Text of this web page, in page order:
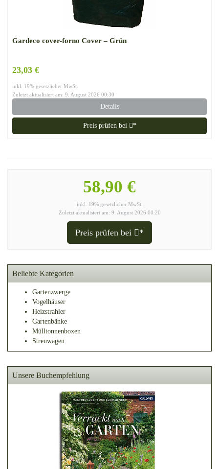
Gardeco cover-forno Cover – Grün
23,03 €
inkl. 19% gesetzlicher MwSt.
Zuletzt aktualisiert am: 9. August 2026 00:30
Details
Preis prüfen bei *
58,90 €
inkl. 19% gesetzlicher MwSt.
Zuletzt aktualisiert am: 9. August 2026 00:20
Preis prüfen bei *
Beliebte Kategorien
Gartenzwerge
Vogelhäuser
Heizstrahler
Gartenbänke
Mülltonnenboxen
Streuwagen
Unsere Buchempfehlung